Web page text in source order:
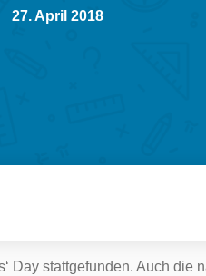
27. April 2018
Day stattgefunden. Auch